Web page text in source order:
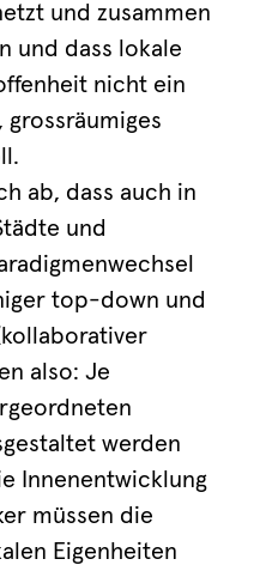
und zusammen
und dass lokale
nicht ein
ab, dass auch in
und
top-down und
also: Je
werden
Innenentwicklung
müssen die
Eigenheiten